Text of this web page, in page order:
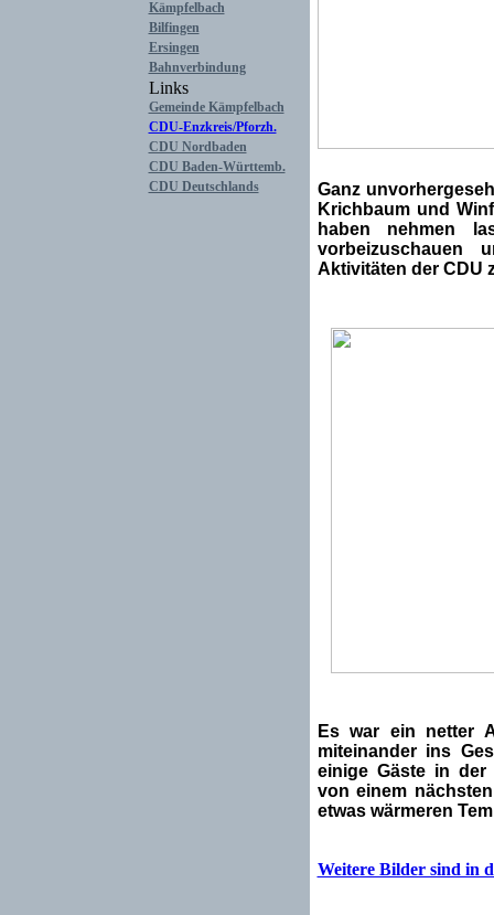
So finden Sie:
Kämpfelbach
Bilfingen
Ersingen
Bahnverbindung
Links
Gemeinde Kämpfelbach
CDU-Enzkreis/Pforzh.
CDU Nordbaden
CDU Baden-Württemb.
Ganz
Krichbaum und
haben nehmen
Es war ein netter
miteinander ins
einige Gäste in der
von einem